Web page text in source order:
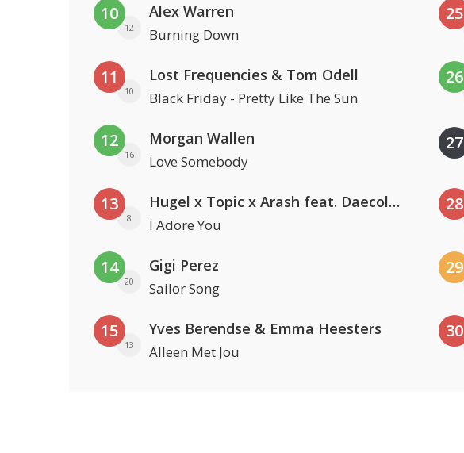
10
12
Alex Warren
Burning Down
11
10
Lost Frequencies & Tom Odell
Black Friday - Pretty Like The Sun
12
16
Morgan Wallen
Love Somebody
13
8
Hugel x Topic x Arash feat. Daecolm
I Adore You
14
20
Gigi Perez
Sailor Song
15
13
Yves Berendse & Emma Heesters
Alleen Met Jou
25
26
27
28
29
30